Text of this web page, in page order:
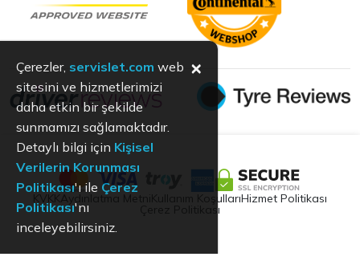
Aydınlatma Metni Kullanım KoşullarıHizmet Politikası
Çerez Politikası
Çerezler, servislet.com web
sitesini ve hizmetlerimizi
daha etkin bir şekilde
sunmamızı sağlamaktadır.
Detaylı bilgi için Kişisel
Verilerin Korunması
Politikası'ı ile Çerez
Politikası'nı
inceleyebilirsiniz.
×